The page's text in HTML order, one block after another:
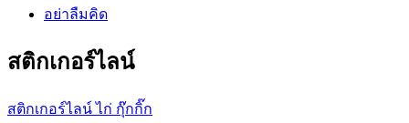
อย่าลืมคิด
สติกเกอร์ไลน์
สติกเกอร์ไลน์ ไก่ กุ๊กกิ๊ก